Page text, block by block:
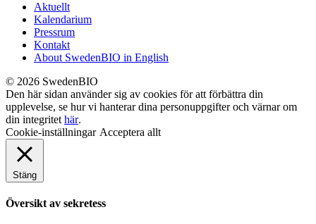
Aktuellt
Kalendarium
Pressrum
Kontakt
About SwedenBIO in English
© 2026 SwedenBIO
Den här sidan använder sig av cookies för att förbättra din
upplevelse, se hur vi hanterar dina personuppgifter och värnar om
din integritet här.
Cookie-inställningar Acceptera allt
Stäng
Översikt av sekretess